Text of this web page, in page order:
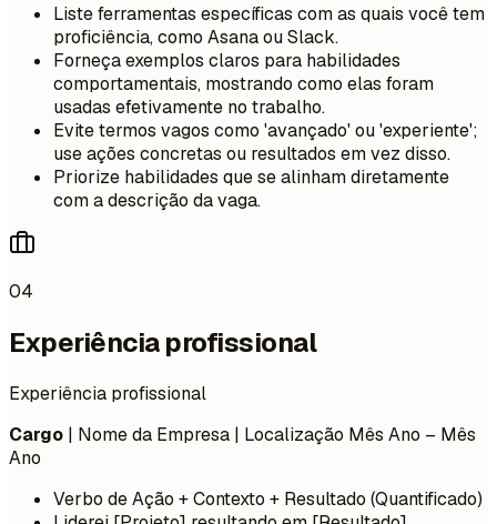
Liste ferramentas específicas com as quais você tem
proficiência, como Asana ou Slack.
Forneça exemplos claros para habilidades
comportamentais, mostrando como elas foram
usadas efetivamente no trabalho.
Evite termos vagos como 'avançado' ou 'experiente';
use ações concretas ou resultados em vez disso.
Priorize habilidades que se alinham diretamente
com a descrição da vaga.
04
Experiência profissional
Experiência profissional
Cargo | Nome da Empresa | Localização Mês Ano – Mês
Ano
Verbo de Ação + Contexto + Resultado (Quantificado)